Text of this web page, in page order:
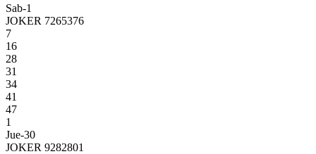
Sab-1
JOKER 7265376
7
16
28
31
34
41
47
1
Jue-30
JOKER 9282801